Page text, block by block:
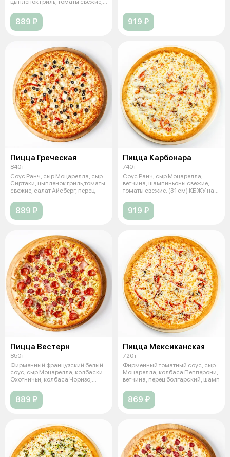
цыпленок гриль, томаты свежие,
889 ₽ 919 ₽
Пицца Греческая
840 г
Соус Ранч, сыр Моцарелла, сыр
Сиртаки, цыпленок гриль,томаты
свежие, салат Айсберг, перец
889 ₽
Пицца Карбонара
740 г
Соус Ранч, сыр Моцарелла,
ветчина, шампиньоны свежие,
томаты свежие. (31 см) КБЖУ на
919 ₽
Пицца Вестерн
850 г
Фирменный французский белый
соус, сыр Моцарелла, колбаски
Охотничьи, колбаса Чоризо,
889 ₽
Пицца Мексиканская
720 г
Фирменный томатный соус, сыр
Моцарелла, колбаса Пепперони,
ветчина, перец болгарский, шамп
869 ₽